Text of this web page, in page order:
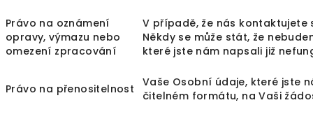
Právo na oznámení
opravy, výmazu nebo
omezení zpracování
V případě, že nás
Někdy se může stát, že
které jste nám napsali již
Právo na přenositelnost
Vaše Osobní údaje, které jste
čitelném formátu, na Vaši